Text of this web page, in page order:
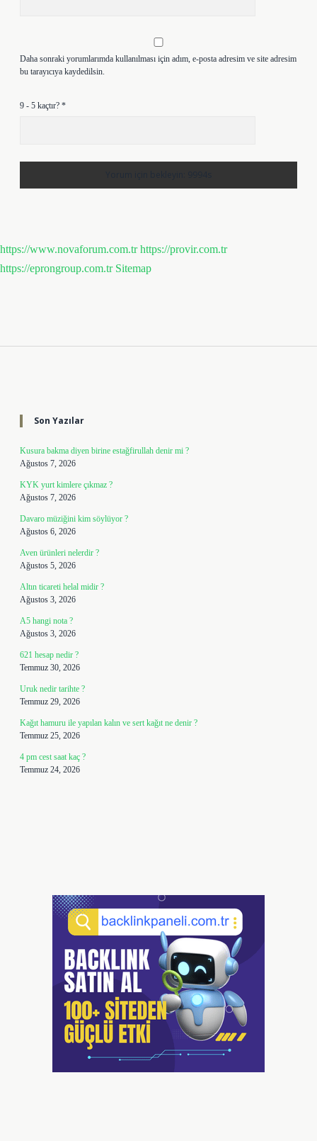
Daha sonraki yorumlarımda kullanılması için adım, e-posta adresim ve site adresim
bu tarayıcıya kaydedilsin.
9 - 5 kaçtır? *
https://www.novaforum.com.tr https://provir.com.tr
https://eprongroup.com.tr Sitemap
Son Yazılar
Kusura bakma diyen birine estağfirullah denir mi ?
Ağustos 7, 2026
KYK yurt kimlere çıkmaz ?
Ağustos 7, 2026
Davaro müziğini kim söylüyor ?
Ağustos 6, 2026
Aven ürünleri nelerdir ?
Ağustos 5, 2026
Altın ticareti helal midir ?
Ağustos 3, 2026
A5 hangi nota ?
Ağustos 3, 2026
621 hesap nedir ?
Temmuz 30, 2026
Uruk nedir tarihte ?
Temmuz 29, 2026
Kağıt hamuru ile yapılan kalın ve sert kağıt ne denir ?
Temmuz 25, 2026
4 pm cest saat kaç ?
Temmuz 24, 2026